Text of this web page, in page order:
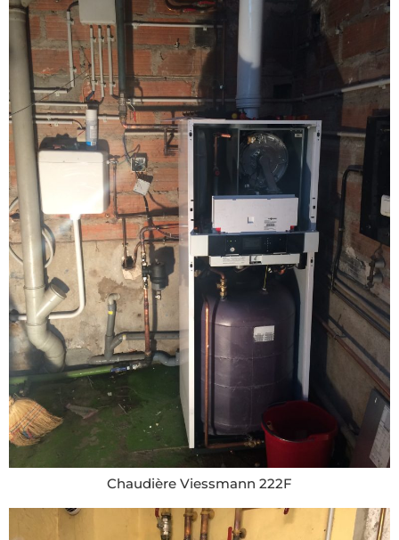
Chaudière Viessmann 222F